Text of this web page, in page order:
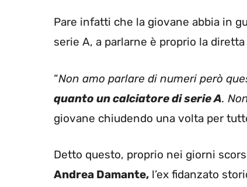
Pare infatti che la giovane abbia in
serie A, a parlarne è proprio la
“Non amo parlare di numeri però
quanto un calciatore di serie A.
giovane chiudendo una volta per
Detto questo, proprio nei giorni
Andrea Damante, l’ex fidanzato